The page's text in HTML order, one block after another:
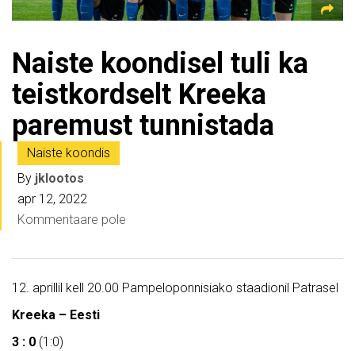
Naiste koondisel tuli ka
teistkordselt Kreeka
paremust tunnistada
Naiste koondis
By jklootos
apr 12, 2022
Kommentaare pole
12. aprillil kell 20.00 Pampeloponnisiako staadionil Patrasel
Kreeka – Eesti
3 : 0 (1:0)